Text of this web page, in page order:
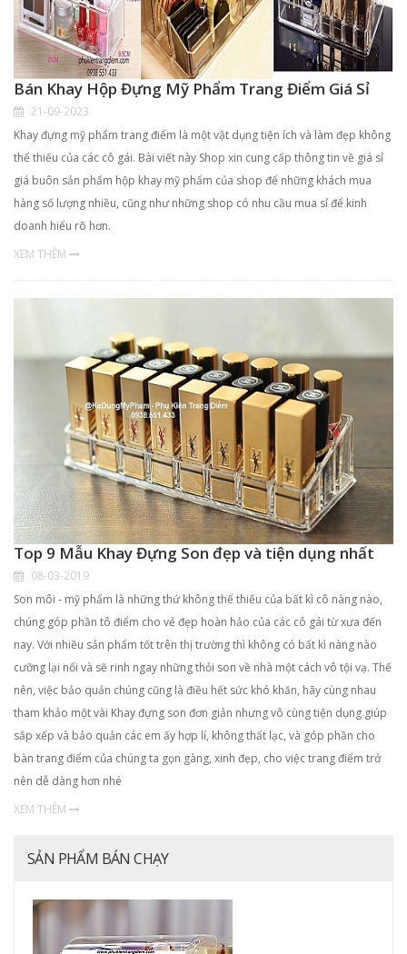
Bán Khay Hộp Đựng Mỹ Phẩm Trang Điểm Giá Sỉ
21-09-2023
Khay đựng mỹ phẩm trang điểm là một vật dụng tiện ích và làm đẹp không
thể thiếu của các cô gái. Bài viết này Shop xin cung cấp thông tin về giá sỉ
giá buôn sản phẩm hộp khay mỹ phẩm của shop để những khách mua
hàng số lượng nhiều, cũng như những shop có nhu cầu mua sỉ để kinh
doanh hiểu rõ hơn.
XEM THÊM
Top 9 Mẫu Khay Đựng Son đẹp và tiện dụng nhất
08-03-2019
Son môi - mỹ phẩm là những thứ không thể thiếu của bất kì cô nàng nào,
chúng góp phần tô điểm cho vẻ đẹp hoàn hảo của các cô gái từ xưa đến
nay. Với nhiều sản phẩm tốt trên thị trường thì không có bất kì nàng nào
cưỡng lại nổi và sẽ rinh ngay những thỏi son về nhà một cách vô tội vạ. Thế
nên, việc bảo quản chúng cũng là điều hết sức khó khăn, hãy cùng nhau
tham khảo một vài Khay đựng son đơn giản nhưng vô cùng tiện dụng giúp
sắp xếp và bảo quản các em ấy hợp lí, không thất lạc, và góp phần cho
bàn trang điểm của chúng ta gọn gàng, xinh đẹp, cho việc trang điểm trở
nên dễ dàng hơn nhé
XEM THÊM
SẢN PHẨM BÁN CHẠY